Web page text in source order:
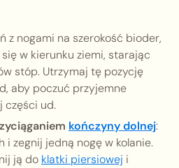
z nogami na szerokość bioder,
w kierunku ziemi, starając
stóp. Utrzymaj tę pozycję
aby poczuć przyjemne
części ud.
kończyny dolnej:
i zegnij jedną nogę w kolanie.
ją do klatki piersiowej i